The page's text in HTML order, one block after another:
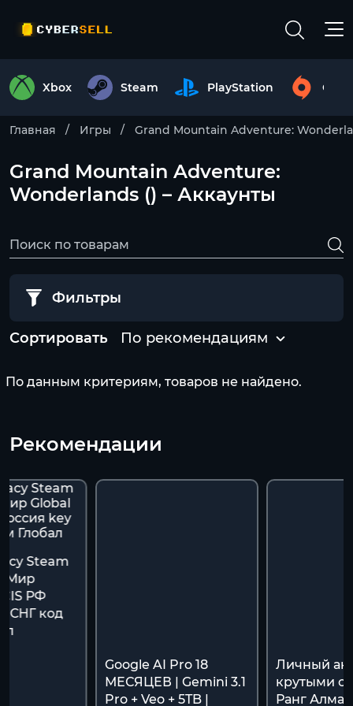
Xbox Steam PlayStation
Главная Игры Grand Mountain Adventure:
Grand Mountain Adventure:
Wonderlands () – Аккаунты
Фильтры
Сортировать По рекомендациям
По данным критериям, товаров не найдено.
Рекомендации
Steam
Мир
РФ
СНГ код
Google AI Pro 18
МЕСЯЦЕВ | Gemini 3.1
Pro + Veo + 5TB |
Личный
крутыми
Ранг Алмаз